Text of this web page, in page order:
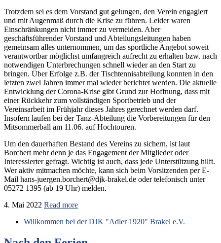
Trotzdem sei es dem Vorstand gut gelungen, den Verein engagiert
und mit Augenmaß durch die Krise zu führen. Leider waren
Einschränkungen nicht immer zu vermeiden. Aber
geschäftsführender Vorstand und Abteilungsleitungen haben
gemeinsam alles unternommen, um das sportliche Angebot soweit
verantwortbar möglichst umfangreich aufrecht zu erhalten bzw. nach
notwendigen Unterbrechungen schnell wieder an den Start zu
bringen. Über Erfolge z.B. der Tischtennisabteilung konnten in den
letzten zwei Jahren immer mal wieder berichtet werden. Die aktuelle
Entwicklung der Corona-Krise gibt Grund zur Hoffnung, dass mit
einer Rückkehr zum vollständigen Sportbetrieb und der
Vereinsarbeit im Frühjahr dieses Jahres gerechnet werden darf.
Insofern laufen bei der Tanz-Abteilung die Vorbereitungen für den
Mitsommerball am 11.06. auf Hochtouren.
Um den dauerhaften Bestand des Vereins zu sichern, ist laut
Borchert mehr denn je das Engagement der Mitglieder oder
Interessierter gefragt. Wichtig ist auch, dass jede Unterstützung hilft.
Wer aktiv mitmachen möchte, kann sich beim Vorsitzenden per E-
Mail hans-juergen.borchert@djk-brakel.de oder telefonisch unter
05272 1395 (ab 19 Uhr) melden.
4. Mai 2022 Read more
Willkommen bei der DJK "Adler 1920" Brakel e.V.